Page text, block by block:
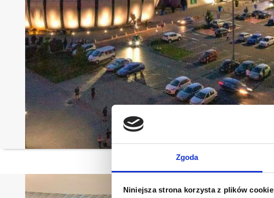
Zgoda
Niniejsza strona korzysta z plików cookie